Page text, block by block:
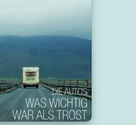
Install Apple Music